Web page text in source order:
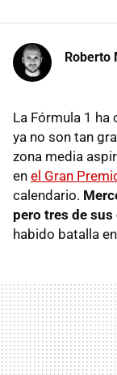
Roberto
La Fórmula 1
ya no son tan
zona media
en el Gran
calendario.
pero tres de
habido batalla